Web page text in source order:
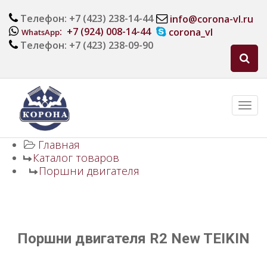
Телефон: +7 (423) 238-14-44
WhatsApp: +7 (924) 008-14-44
Телефон: +7 (423) 238-09-90
info@corona-vl.ru
corona_vl
Главная
Каталог товаров
Поршни двигателя
Поршни двигателя R2 New TEIKIN